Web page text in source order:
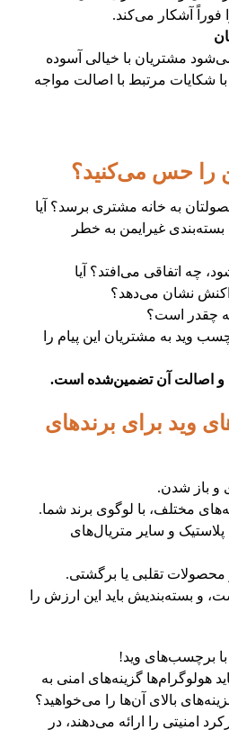
فوراً آشکار می‌کند.
مشتریان با خیالی آسوده
شکایات مرتبط با اصالت مواجه
را حس می‌کنید؟
به خانه مشتری برسد؟ آیا
بسته‌بندی غیرایمن به خطر
چه اتفاقی می‌افتد؟ آیا
نشان می‌دهد؟
چقدر است؟
وید به مشتریان این پیام را
و اصالت آن تضمین‌شده است.
وید برای برندهای
و باز شدن.
مختلف، با لوگوی برند شما.
و سایر متریال‌های
تقلبی یا برگشتی.
و بسته‌بندیش باید این ارزش را
با برچسب‌های وید!
هولوگرام‌ها گزینه‌های امنی به
بالای آن‌ها را می‌خواهید؟
امنیتی را ارائه می‌دهند، در